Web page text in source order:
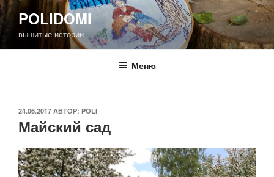
Перейти
к
содержимому
POLIDOMI
вышитые истории
Меню
ОПУБЛИКОВАНО
24.06.2017 АВТОР: POLI
Майский сад